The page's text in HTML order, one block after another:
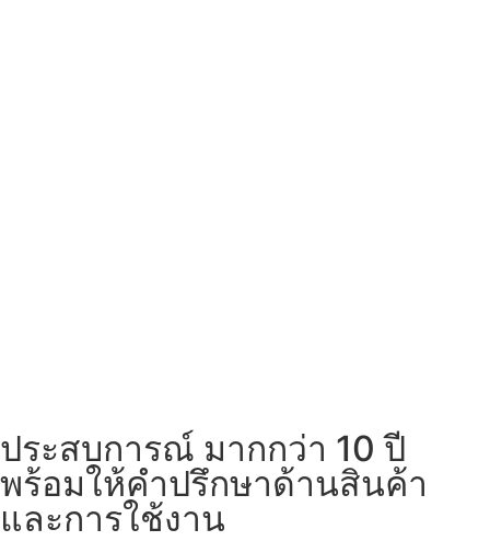
ประสบการณ์ มากกว่า 10 ปี
พร้อมให้คำปรึกษาด้านสินค้า
และการใช้งาน